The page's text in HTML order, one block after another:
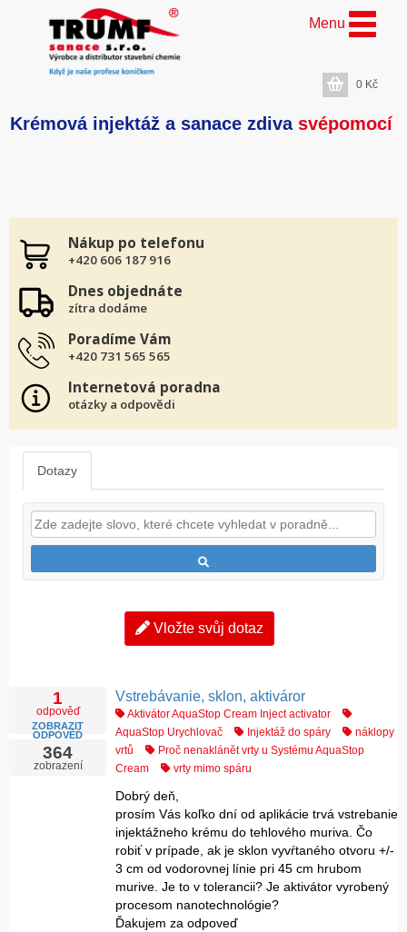
Krémová injektáž a sanace zdiva svépomocí
Menu
0 Kč
Nákup po telefonu
+420 606 187 916
Dnes objednáte
zítra dodáme
Poradíme Vám
+420 731 565 565
Internetová poradna
otázky a odpovědi
Dotazy
Vložte svůj dotaz
1
odpověď
ZOBRAZIT
ODPOVĚĎ
364
zobrazení
Vstrebávanie, sklon, aktiváror
Aktivátor AquaStop Cream Inject activator
AquaStop Urychlovač
Injektáž do spáry
náklopy
vrtů
Proč nenaklánět vrty u Systému AquaStop
Cream
vrty mimo spáru
Dobrý deň,
prosím Vás koľko dní od aplikácie trvá vstrebanie
injektážneho krému do tehlového muriva. Čo
robiť v prípade, ak je sklon vyvŕtaného otvoru +/-
3 cm od vodorovnej línie pri 45 cm hrubom
murive. Je to v tolerancii? Je aktivátor vyrobený
procesom nanotechnológie?
Ďakujem za odpoveď